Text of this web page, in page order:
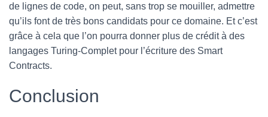
de lignes de code, on peut, sans trop se mouiller, admettre
qu’ils font de très bons candidats pour ce domaine. Et c’est
grâce à cela que l’on pourra donner plus de crédit à des
langages Turing-Complet pour l’écriture des Smart
Contracts.
Conclusion